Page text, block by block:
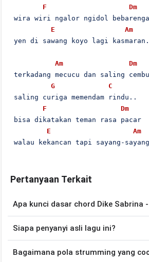
F
Dm
wira wiri ngalor ngidol
E
Am
yen di sawang koyo lagi
Am
Dm
terkadang mecucu dan saling
G
C
saling curiga memendam rindu..
F
Dm
bisa dikatakan teman rasa pacar
E
Am
walau kekancan tapi sayang-
Pertanyaan Terkait
Apa kunci dasar chord Dike Sabrina
disederhanakan sehingga lebih mudah
memainkan lagu ini.
Siapa penyanyi asli lagu ini?
versi chord gitar yang lebih
Bagaimana pola strumming yang